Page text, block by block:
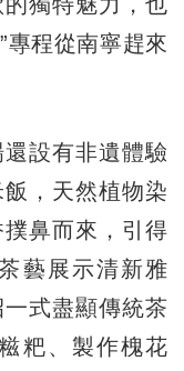
專程從南寧趕來
設有非遺體驗
，天然植物染
鼻而來，引得
藝展示清新雅
式盡顯傳統茶
粑、製作槐花